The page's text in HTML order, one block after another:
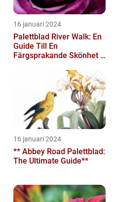
16 januari 2024
Palettblad River Walk: En
Guide Till En
Färgsprakande Skönhet I
16 januari 2024
** Abbey Road Palettblad:
The Ultimate Guide**